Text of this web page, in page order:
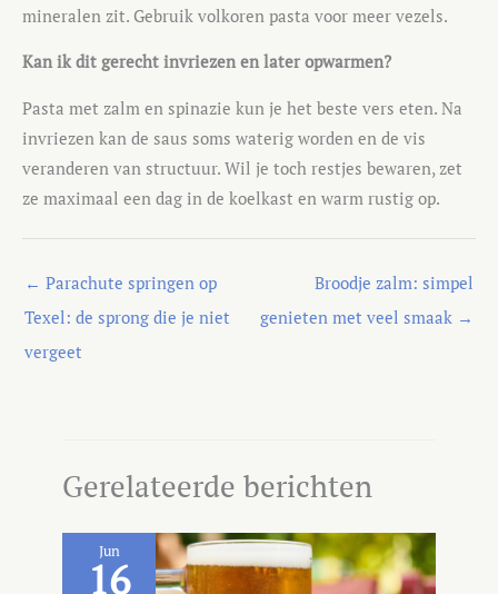
mineralen zit. Gebruik volkoren pasta voor meer vezels.
Kan ik dit gerecht invriezen en later opwarmen?
Pasta met zalm en spinazie kun je het beste vers eten. Na
invriezen kan de saus soms waterig worden en de vis
veranderen van structuur. Wil je toch restjes bewaren, zet
ze maximaal een dag in de koelkast en warm rustig op.
← Parachute springen op
Texel: de sprong die je niet
vergeet
Broodje zalm: simpel
genieten met veel smaak →
Gerelateerde berichten
Jun
16